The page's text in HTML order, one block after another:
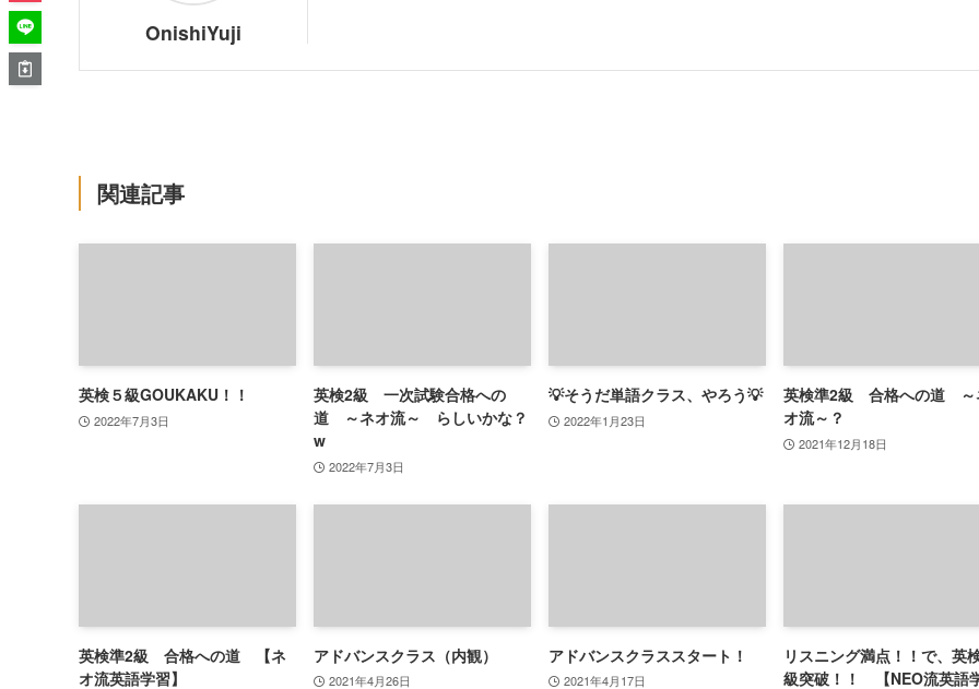
OnishiYuji
関連記事
英検５級GOUKAKU！！
2022年7月3日
英検2級 一次試験合格への
道 ～ネオ流～ らしいかな？
w
2022年7月3日
💡そうだ単語クラス、やろう💡
2022年1月23日
英検準2級 合格への道 ～
オ流～？
2021年12月18日
英検準2級 合格への道 【ネ
オ流英語学習】
アドバンスクラス（内観）
2021年4月26日
アドバンスクラススタート！
2021年4月17日
リスニング満点！！で、英
級突破！！ 【NEO流英語